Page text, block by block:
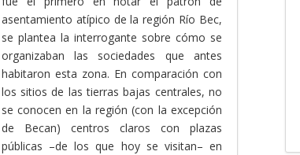
asentamiento atípico de la región Río Bec,
se plantea la interrogante sobre cómo se
organizaban las sociedades que antes
habitaron esta zona. En comparación con
los sitios de las tierras bajas centrales, no
se conocen en la región (con la excepción
de Becan) centros claros con plazas
públicas –de los que hoy se visitan– en